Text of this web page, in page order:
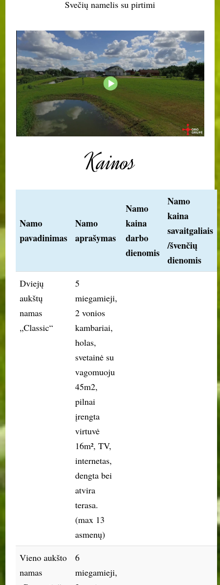
Svečių namelis su pirtimi
Kainos
Namo
pavadinimas
Namo
aprašymas
Namo
kaina
darbo
dienomis
Namo
kaina
savaitgaliais
/švenčių
dienomis
Dviejų
aukštų
namas
„Classic“
5
miegamieji,
2 vonios
kambariai,
holas,
svetainė su
vagomuoju
45m2,
pilnai
įrengta
virtuvė
16m², TV,
internetas,
dengta bei
atvira
terasa.
(max 13
asmenų)
Vieno aukšto
namas
6
miegamieji,